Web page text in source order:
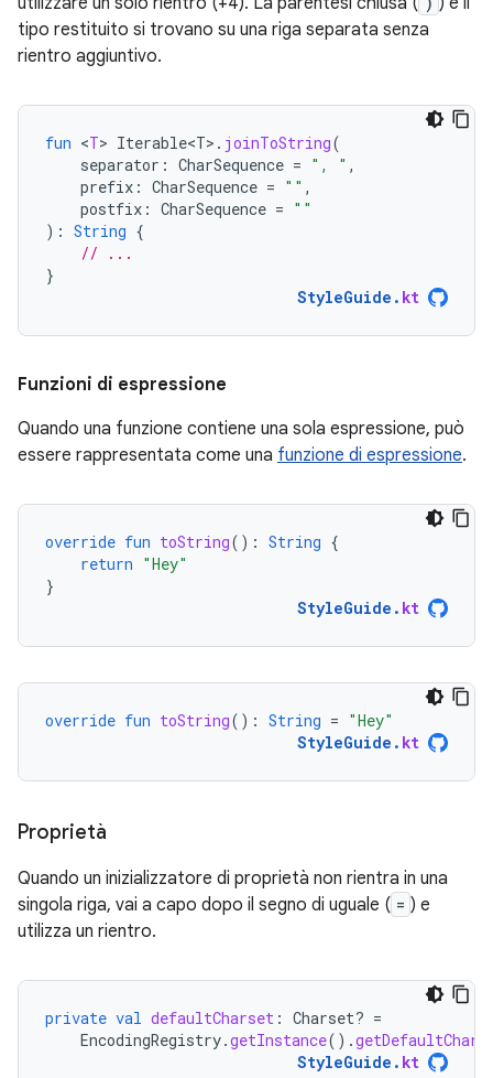
tipo restituito si trovano su una riga separata senza
rientro aggiuntivo.
fun <T> Iterable<T> . joinToString(
separator : CharSequence = ", " ,
prefix : CharSequence = "" ,
postfix : CharSequence = ""
): String {
// ...
}
StyleGuide . kt
Funzioni di espressione
Quando una funzione contiene una sola espressione, può
essere rappresentata come una funzione di espressione.
override fun toString(): String {
return "Hey"
}
StyleGuide . kt
override fun toString(): String = "Hey"
StyleGuide . kt
Proprietà
Quando un inizializzatore di proprietà non rientra in una
singola riga, vai a capo dopo il segno di uguale ( = ) e
utilizza un rientro.
private val defaultCharset : Charset? =
EncodingRegistry.getInstance().
StyleGuide . kt